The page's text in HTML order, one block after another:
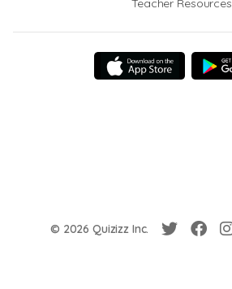
Teacher Resources
© 2026 Quizizz Inc.